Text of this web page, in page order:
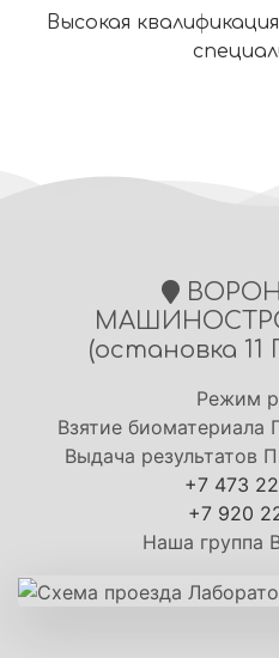
Высокая
(остановка 11
Режим
Взятие
Выдача результатов
+7 473
+7 920
Наша группа